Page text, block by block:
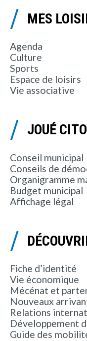
MES
Agenda
Culture
Sports
Espace de loisirs
Vie associative
JOUÉ
Conseil municipal
Conseils de
Organigramme
Budget municipal
Affichage légal
Fiche d’identité
Vie économique
Mécénat et
Nouveaux
Relations
Développement
Guide des